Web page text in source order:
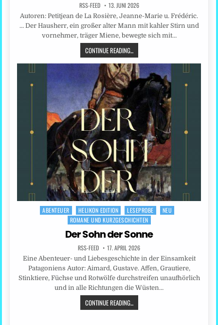
RSS-FEED 13. JUNI 2026
Autoren: Petitjean de La Rosière, Jeanne-Marie u. Frédéric.
… Der Hausherr, ein großer alter Mann mit kahler Stirn und
vornehmer, träger Miene, bewegte sich mit…
CONTINUE READING...
Posted
ABENTEUER HELIKON EDITION LESEPROBE
NEU
ROMANE UND KURZGESCHICHTEN
Der Sohn der Sonne
RSS-FEED 17. APRIL 2026
Eine Abenteuer- und Liebesgeschichte in der Einsamkeit
Patagoniens Autor: Aimard, Gustave. Affen, Grautiere,
Stinktiere, Füchse und Rotwölfe durchstreifen unaufhörlich
und in alle Richtungen die Wüsten…
CONTINUE READING...